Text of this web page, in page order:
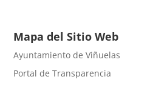
Mapa del Sitio Web
Ayuntamiento de Viñuelas
Portal de Transparencia